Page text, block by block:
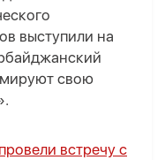
выступили на
свою
встречу с